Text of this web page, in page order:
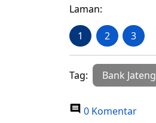
Laman:
1 2 3
Tag: Bank Jateng
0 Komentar